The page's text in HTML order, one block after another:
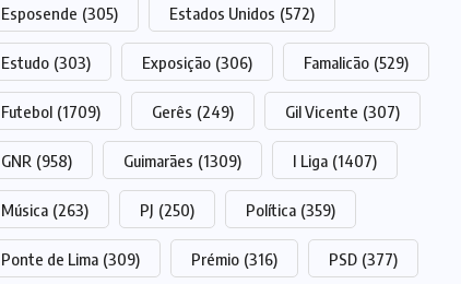
Esposende (305) Estados Unidos (572)
Estudo (303) Exposição (306) Famalicão (529)
Futebol (1709) Gerês (249) Gil Vicente (307)
GNR (958) Guimarães (1309) I Liga (1407)
Música (263) PJ (250) Política (359)
Ponte de Lima (309) Prémio (316) PSD (377)